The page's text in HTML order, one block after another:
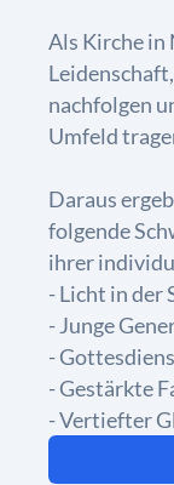
Als Kirche in
nachfolgen
Umfeld
Daraus
folgende
ihrer
- Licht in der
- Junge
-
- Gestärkte
- Vertiefter